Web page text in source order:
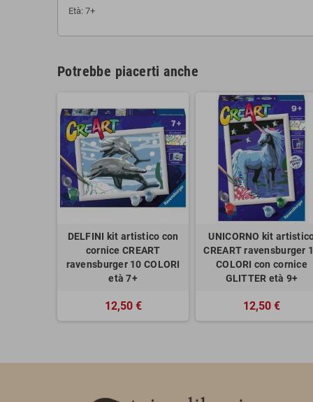
Età: 7+
Potrebbe piacerti anche
DELFINI kit artistico con
cornice CREART
ravensburger 10 COLORI
età 7+
12,50 €
UNICORNO kit
CREART ravensburger
COLORI con cornice
GLITTER età 9+
12,50 €